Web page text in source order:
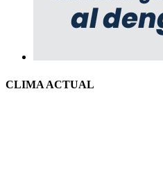
CLIMA ACTUAL